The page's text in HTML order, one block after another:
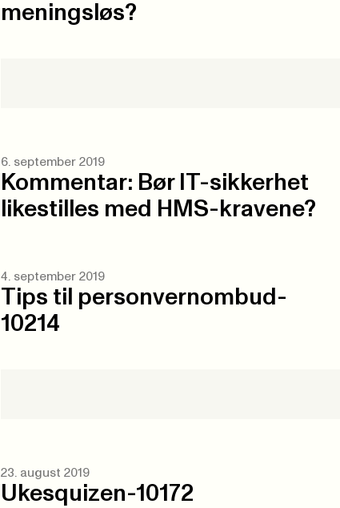
meningsløs?
6. september 2019
Kommentar: Bør IT-sikkerhet
likestilles med HMS-kravene?
4. september 2019
Tips til personvernombud-
10214
23. august 2019
Ukesquizen-10172